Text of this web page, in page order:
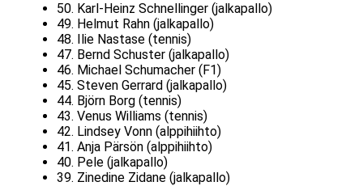
50. Karl-Heinz Schnellinger (jalkapallo)
49. Helmut Rahn (jalkapallo)
48. Ilie Nastase (tennis)
47. Bernd Schuster (jalkapallo)
46. Michael Schumacher (F1)
45. Steven Gerrard (jalkapallo)
44. Björn Borg (tennis)
43. Venus Williams (tennis)
42. Lindsey Vonn (alppihiihto)
41. Anja Pärsön (alppihiihto)
40. Pele (jalkapallo)
39. Zinedine Zidane (jalkapallo)